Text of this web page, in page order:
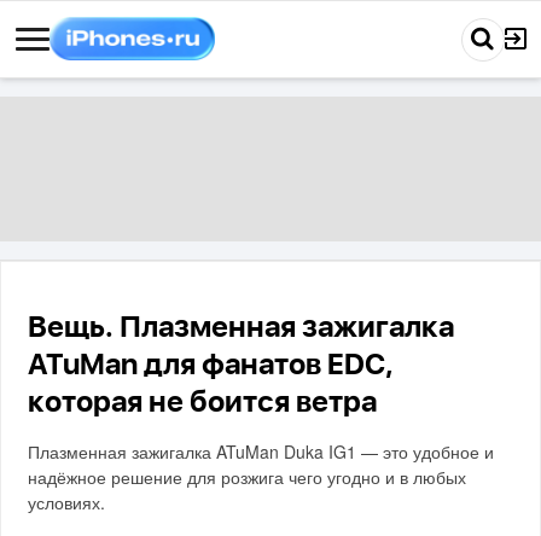
Вещь. Плазменная зажигалка
ATuMan для фанатов EDC,
которая не боится ветра
Плазменная зажигалка ATuMan Duka IG1 — это удобное и
надёжное решение для розжига чего угодно и в любых
условиях.